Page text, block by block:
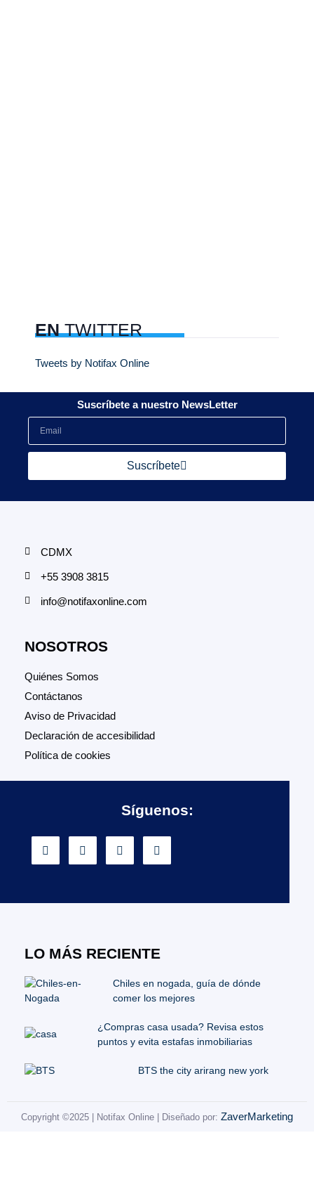
ENTWITTER
Tweets by Notifax Online
Suscríbete a nuestro NewsLetter
Suscríbete
CDMX
+55 3908 3815
info@notifaxonline.com
NOSOTROS
Quiénes Somos
Contáctanos
Aviso de Privacidad
Declaración de accesibilidad
Política de cookies
Síguenos:
LO MÁS RECIENTE
Chiles en nogada, guía de dónde
comer los mejores
¿Compras casa usada? Revisa estos
puntos y evita estafas inmobiliarias
BTS the city arirang new york
Copyright ©2025 | Notifax Online | Diseñado por: ZaverMarketing